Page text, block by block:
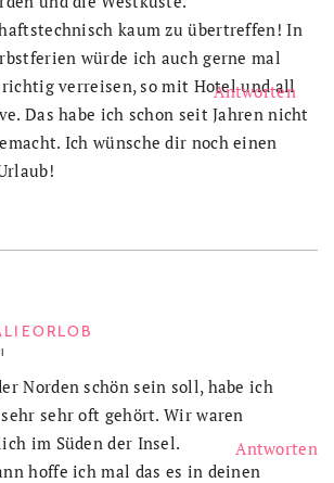
kaum zu übertreffen! In
würde ich auch gerne mal
verreisen, so mit Hotel und all
Das habe ich schon seit Jahren nicht
Ich wünsche dir noch einen
Antworten
Norden schön sein soll, habe ich
sehr oft gehört. Wir waren
im Süden der Insel.
hoffe ich mal das es in deinen
Antworten